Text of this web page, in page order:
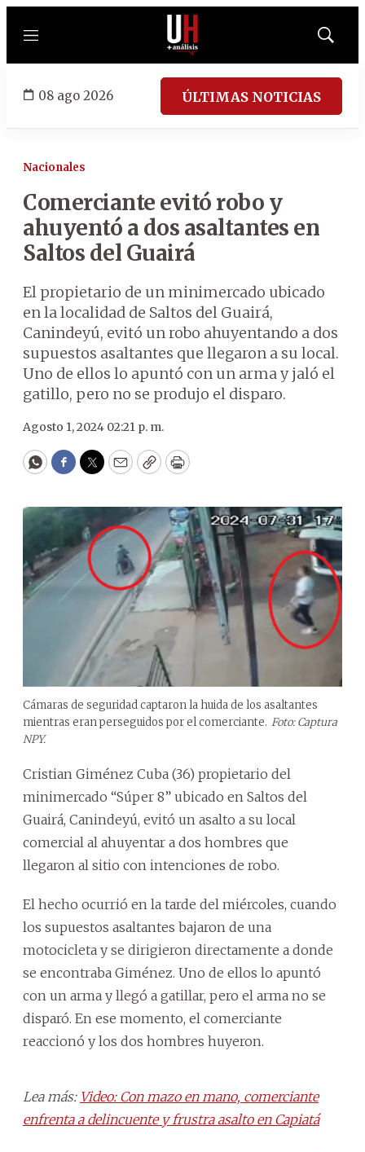
Menú
Mostrar
08 ago 2026 ÚLTIMAS NOTICIAS
Nacionales
Comerciante evitó robo y
ahuyentó a dos asaltantes en
Saltos del Guairá
El propietario de un minimercado ubicado
en la localidad de Saltos del Guairá,
Canindeyú, evitó un robo ahuyentando a dos
supuestos asaltantes que llegaron a su local.
Uno de ellos lo apuntó con un arma y jaló el
gatillo, pero no se produjo el disparo.
Agosto 1, 2024 02:21 p. m.
WhatsApp
Facebook
Twitter
EmailCopyPrint
Cámaras de seguridad captaron la huida de los asaltantes
mientras eran perseguidos por el comerciante. Foto: Captura
NPY.
Cristian Giménez Cuba (36) propietario del
minimercado “Súper 8” ubicado en Saltos del
Guairá, Canindeyú, evitó un asalto a su local
comercial al ahuyentar a dos hombres que
llegaron al sitio con intenciones de robo.
El hecho ocurrió en la tarde del miércoles, cuando
los supuestos asaltantes bajaron de una
motocicleta y se dirigieron directamente a donde
se encontraba Giménez. Uno de ellos lo apuntó
con un arma y llegó a gatillar, pero el arma no se
disparó. En ese momento, el comerciante
reaccionó y los dos hombres huyeron.
Lea más: Video: Con mazo en mano, comerciante
enfrenta a delincuente y frustra asalto en Capiatá